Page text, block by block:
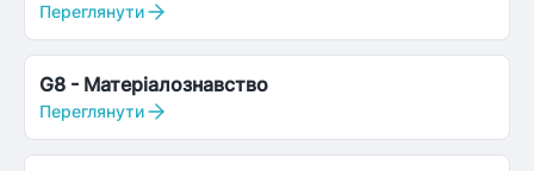
Переглянути
G8 - Матеріалознавство
Переглянути